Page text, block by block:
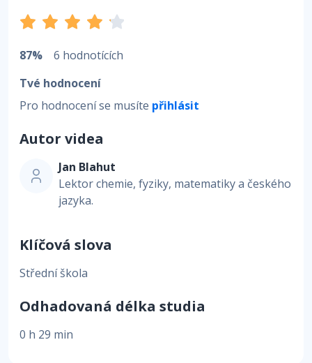
87%
6 hodnotících
Tvé hodnocení
Pro hodnocení se musíte přihlásit
Autor videa
Jan Blahut
Lektor chemie, fyziky, matematiky a českého
jazyka.
Klíčová slova
Střední škola
Odhadovaná délka studia
0 h 29 min